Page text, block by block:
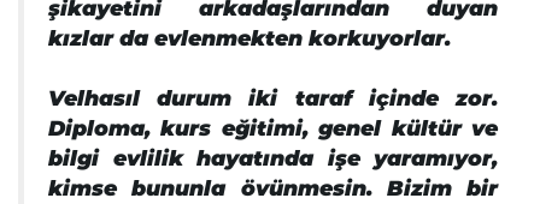
şikayetini arkadaşlarından duyan
kızlar da evlenmekten korkuyorlar.
Velhasıl durum iki taraf içinde zor.
Diploma, kurs eğitimi, genel kültür ve
bilgi evlilik hayatında işe yaramıyor,
kimse bununla övünmesin. Bizim bir